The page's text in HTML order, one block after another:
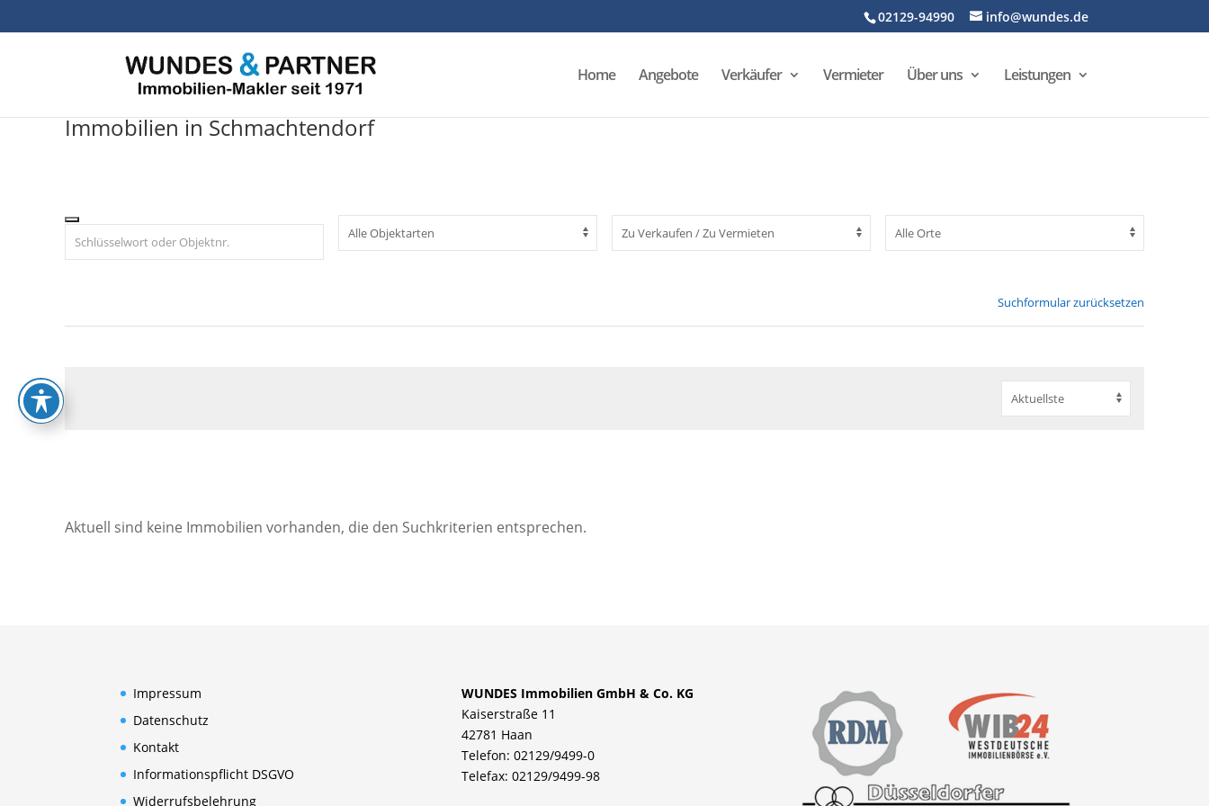
02129-94990 info@wundes.de
Home Angebote Verkäufer Vermieter Über uns Leistungen
Immobilien in Schmachtendorf
Suchformular zurücksetzen
Aktuell sind keine Immobilien vorhanden, die den Suchkriterien entsprechen.
Impressum
Datenschutz
Kontakt
Informationspflicht DSGVO
Widerrufsbelehrung
WUNDES Immobilien GmbH & Co. KG
Kaiserstraße 11
42781 Haan
Telefon: 02129/9499-0
Telefax: 02129/9499-98